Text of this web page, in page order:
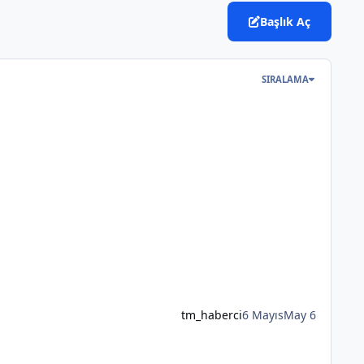
Başlık Aç
SIRALAMA
tm_haberci6 MayısMay 6